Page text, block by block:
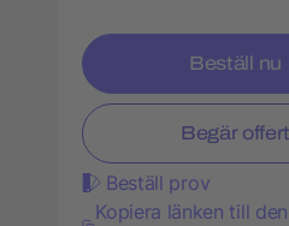
Beställ nu
Begär offert
Beställ prov
Kopiera länken till den